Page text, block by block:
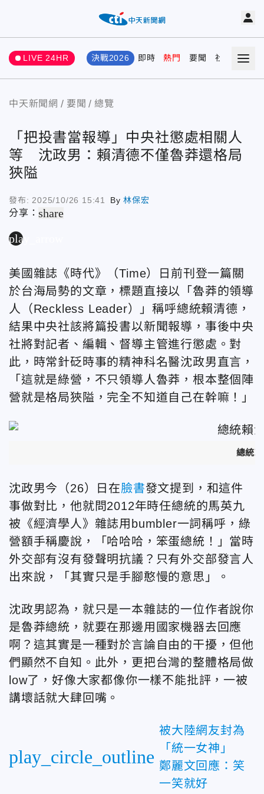
LIVE 24HR 決戰2026 即時 熱門 要聞 社會 娛樂
中天新聞網 要聞 總覽
「把投書當報導」中央社懲處相關人
等 沈政男：賴清德不僅魯莽還格局
狹隘
發布: 2025/10/26 15:41 By林保宏
分享：share
play_arrow
美國雜誌《時代》（Time）日前刊登一篇關
於台海局勢的文章，標題直接以「魯莽的領導
人（Reckless Leader）」稱呼總統賴清德，
結果中央社該將篇投書以新聞報導，事後中央
社將對記者、編輯、督導主管進行懲處。對
此，時常針砭時事的精神科名醫沈政男直言，
「這就是綠營，不只領導人魯莽，根本整個陣
營就是格局狹隘，完全不知道自己在幹嘛！」
總統
沈政男今（26）日在臉書發文提到，和這件
事做對比，他就問2012年時任總統的馬英九
被《經濟學人》雜誌用bumbler一詞稱呼，綠
營額手稱慶說，「哈哈哈，笨蛋總統！」當時
外交部有沒有發聲明抗議？只有外交部發言人
出來說，「其實只是手腳憨慢的意思」。
沈政男認為，就只是一本雜誌的一位作者說你
是魯莽總統，就要在那邊用國家機器去回應
啊？這其實是一種對於言論自由的干擾，但他
們顯然不自知。此外，更把台灣的整體格局做
low了，好像大家都像你一樣不能批評，一被
講壞話就大肆回嘴。
play_circle_outline
被大陸網友封為
「統一女神」
鄭麗文回應：笑
一笑就好